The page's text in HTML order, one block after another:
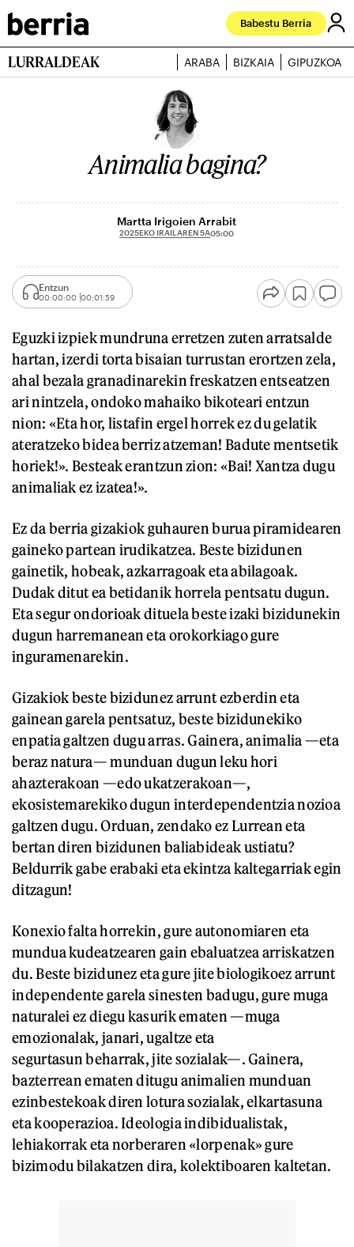
Babestu Berria
LURRALDEAK ARABA BIZKAIA GIPUZKOA
Animalia bagina?
Martta Irigoien Arrabit
2025EKO IRAILAREN 5A05:00
Entzun
00:00:00 00:01:59
Eguzki izpiek mundruna erretzen zuten arratsalde
hartan, izerdi torta bisaian turrustan erortzen zela,
ahal bezala granadinarekin freskatzen entseatzen
ari nintzela, ondoko mahaiko bikoteari entzun
nion: «Eta hor, listafin ergel horrek ez du gelatik
ateratzeko bidea berriz atzeman! Badute mentsetik
horiek!». Besteak erantzun zion: «Bai! Xantza dugu
animaliak ez izatea!».
Ez da berria gizakiok guhauren burua piramidearen
gaineko partean irudikatzea. Beste bizidunen
gainetik, hobeak, azkarragoak eta abilagoak.
Dudak ditut ea betidanik horrela pentsatu dugun.
Eta segur ondorioak dituela beste izaki bizidunekin
dugun harremanean eta orokorkiago gure
inguramenarekin.
Gizakiok beste bizidunez arrunt ezberdin eta
gainean garela pentsatuz, beste bizidunekiko
enpatia galtzen dugu arras. Gainera, animalia —eta
beraz natura— munduan dugun leku hori
ahazterakoan —edo ukatzerakoan—,
ekosistemarekiko dugun interdependentzia nozioa
galtzen dugu. Orduan, zendako ez Lurrean eta
bertan diren bizidunen baliabideak ustiatu?
Beldurrik gabe erabaki eta ekintza kaltegarriak egin
ditzagun!
Konexio falta horrekin, gure autonomiaren eta
mundua kudeatzearen gain ebaluatzea arriskatzen
du. Beste bizidunez eta gure jite biologikoez arrunt
independente garela sinesten badugu, gure muga
naturalei ez diegu kasurik ematen —muga
emozionalak, janari, ugaltze eta
segurtasun beharrak, jite sozialak—. Gainera,
bazterrean ematen ditugu animalien munduan
ezinbestekoak diren lotura sozialak, elkartasuna
eta kooperazioa. Ideologia indibidualistak,
lehiakorrak eta norberaren «lorpenak» gure
bizimodu bilakatzen dira, kolektiboaren kaltetan.